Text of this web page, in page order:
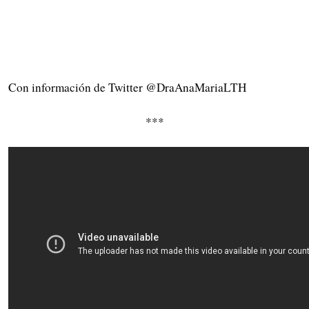
Con información de Twitter @DraAnaMariaLTH
***